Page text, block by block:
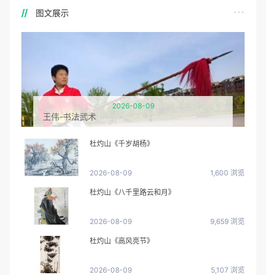
图文展示
2026-08-09
王伟-书法武术
杜灼山《千岁胡杨》
2026-08-09 1,600 浏览
杜灼山《八千里路云和月》
2026-08-09 9,659 浏览
杜灼山《高风亮节》
2026-08-09 5,107 浏览